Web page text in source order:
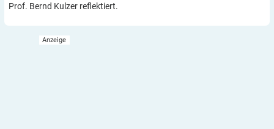
Prof. Bernd Kulzer reflektiert.